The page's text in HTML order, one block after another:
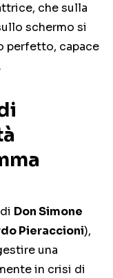
che sulla
schermo si
perfetto, capace
Don Simone
Pieraccioni),
una
in crisi di